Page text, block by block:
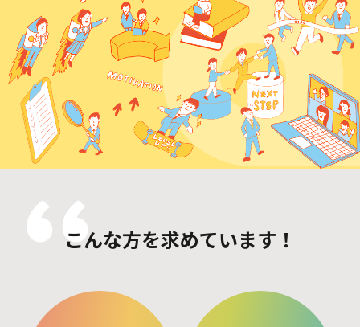
こんな方を求めています！